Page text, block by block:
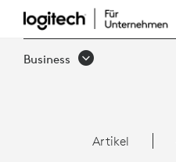
ARTIKEL:
PROBLEME
MEETINGS
Business
Artikel